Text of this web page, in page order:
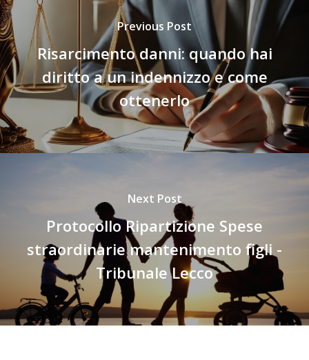
Previous Post
Risarcimento danni: quando hai
diritto a un indennizzo e come
ottenerlo
Next Post
Protocollo Ripartizione Spese
straordinarie mantenimento figli -
Tribunale Lecco